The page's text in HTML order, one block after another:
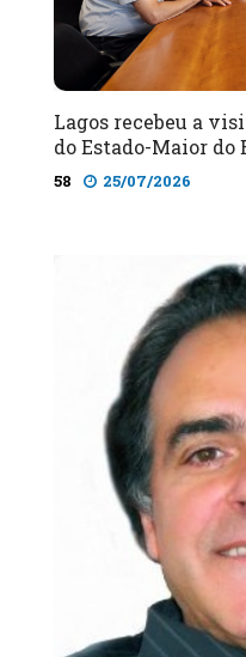
Lagos recebeu a
do Estado-Maior do
58 25/07/2026